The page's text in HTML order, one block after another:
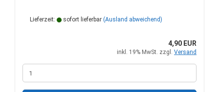
Lieferzeit: sofort lieferbar (Ausland abweichend)
4,90 EUR
inkl. 19% MwSt. zzgl. Versand